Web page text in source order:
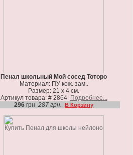
Пенал школьный Мой сосед Тоторо
Материал: ПУ кож. зам..
Размер: 21 х 4 см.
Артикул товара: # 2864 Подробнее...
296 грн 287 грн. В Корзину